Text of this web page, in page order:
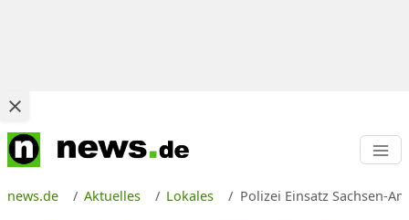
news.de Aktuelles Lokales Polizei Einsatz Sachsen-